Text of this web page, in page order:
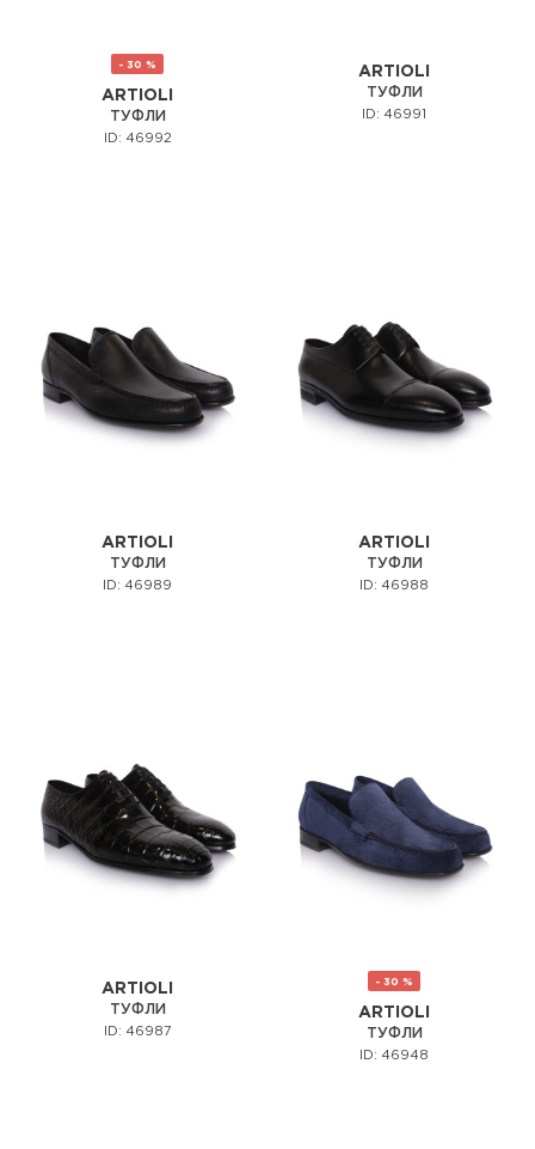
- 30 %
ARTIOLI
ТУФЛИ
ID: 46992
ARTIOLI
ТУФЛИ
ID: 46991
ARTIOLI
ТУФЛИ
ID: 46989
ARTIOLI
ТУФЛИ
ID: 46988
ARTIOLI
ТУФЛИ
ID: 46987
- 30 %
ARTIOLI
ТУФЛИ
ID: 46948